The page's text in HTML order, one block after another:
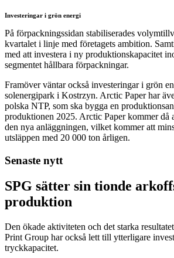
Investeringar i grön energi
På förpackningssidan stabiliserades
kvartalet i linje med företagets ambition.
med att investera i ny produktionskapacitet
segmentet hållbara förpackningar.
Framöver väntar också investeringar i grön
solenergipark i Kostrzyn. Arctic Paper har
polska NTP, som ska bygga en
produktionen 2025. Arctic Paper kommer då
den nya anläggningen, vilket kommer att
utsläppen med 20 000 ton årligen.
Senaste nytt
SPG sätter sin tionde
produktion
Den ökade aktiviteten och det starka
Print Group har också lett till ytterligare
tryckkapacitet.